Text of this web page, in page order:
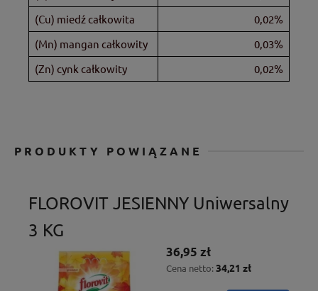
(Cu) miedź całkowita
0,02%
(Mn) mangan całkowity
0,03%
(Zn) cynk całkowity
0,02%
PRODUKTY POWIĄZANE
FLOROVIT JESIENNY Uniwersalny
3 KG
36,95 zł
Cena netto: 34,21 zł